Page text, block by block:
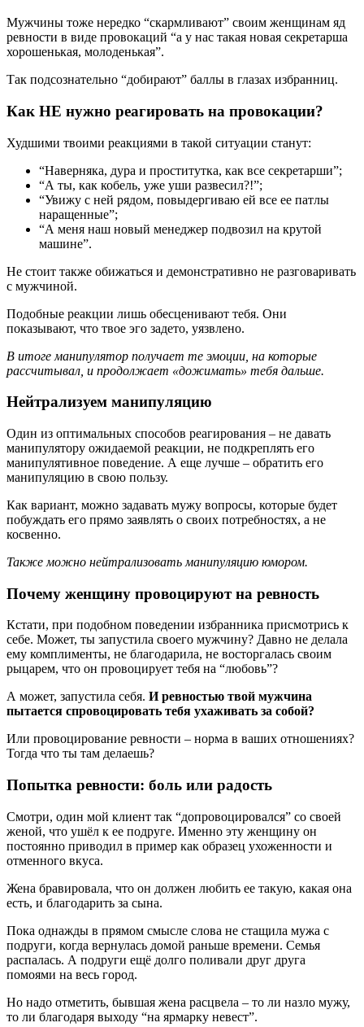
Мужчины тоже нередко “скармливают” своим женщинам яд
ревности в виде провокаций “а у нас такая новая секретарша
хорошенькая, молоденькая”.
Так подсознательно “добирают” баллы в глазах избранниц.
Как НЕ нужно реагировать на провокации?
Худшими твоими реакциями в такой ситуации станут:
“Наверняка, дура и проститутка, как все секретарши”;
“А ты, как кобель, уже уши развесил?!”;
“Увижу с ней рядом, повыдергиваю ей все ее патлы
наращенные”;
“А меня наш новый менеджер подвозил на крутой
машине”.
Не стоит также обижаться и демонстративно не разговаривать
с мужчиной.
Подобные реакции лишь обесценивают тебя. Они
показывают, что твое эго задето, уязвлено.
В итоге манипулятор получает те эмоции, на которые
рассчитывал, и продолжает «дожимать» тебя дальше.
Нейтрализуем манипуляцию
Один из оптимальных способов реагирования – не давать
манипулятору ожидаемой реакции, не подкреплять его
манипулятивное поведение. А еще лучше – обратить его
манипуляцию в свою пользу.
Как вариант, можно задавать мужу вопросы, которые будет
побуждать его прямо заявлять о своих потребностях, а не
косвенно.
Также можно нейтрализовать манипуляцию юмором.
Почему женщину провоцируют на ревность
Кстати, при подобном поведении избранника присмотрись к
себе. Может, ты запустила своего мужчину? Давно не делала
ему комплименты, не благодарила, не восторгалась своим
рыцарем, что он провоцирует тебя на “любовь”?
А может, запустила себя. И ревностью твой мужчина
пытается спровоцировать тебя ухаживать за собой?
Или провоцирование ревности – норма в ваших отношениях?
Тогда что ты там делаешь?
Попытка ревности: боль или радость
Смотри, один мой клиент так “допровоцировался” со своей
женой, что ушёл к ее подруге. Именно эту женщину он
постоянно приводил в пример как образец ухоженности и
отменного вкуса.
Жена бравировала, что он должен любить ее такую, какая она
есть, и благодарить за сына.
Пока однажды в прямом смысле слова не стащила мужа с
подруги, когда вернулась домой раньше времени. Семья
распалась. А подруги ещё долго поливали друг друга
помоями на весь город.
Но надо отметить, бывшая жена расцвела – то ли назло мужу,
то ли благодаря выходу “на ярмарку невест”.